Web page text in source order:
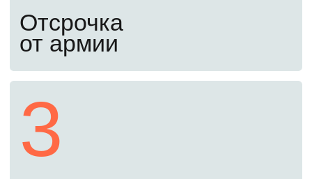
Третий шаг
Подайте документы онлайн
Документы можно подать через Госуслуги.
Куратор проверит их, чтобы избежать
ошибок при подаче.
С 20 июня до 24 августа
До 25 августа